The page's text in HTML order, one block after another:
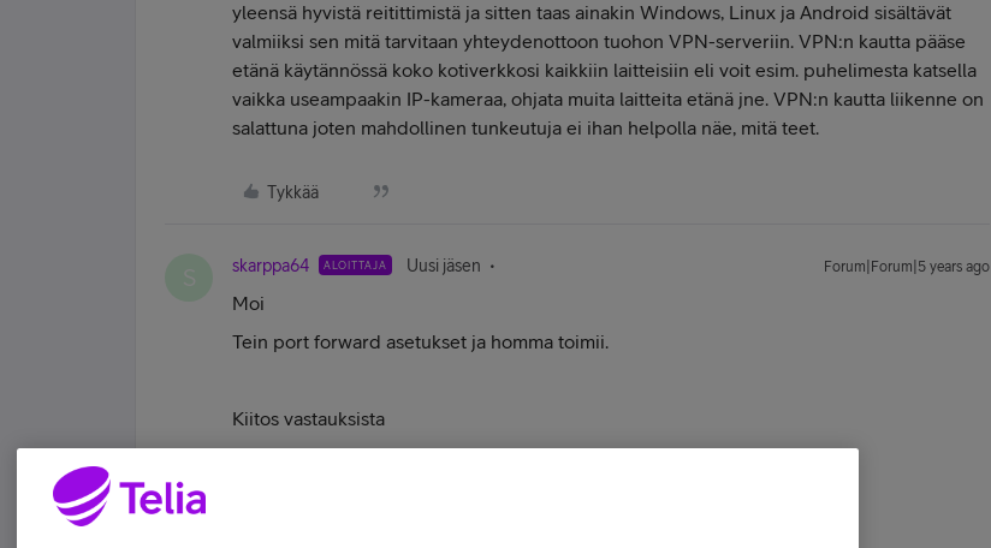
yleensä hyvistä reitittimistä ja sitten taas ainakin Windows, Linux ja Android sisältävät
valmiiksi sen mitä tarvitaan yhteydenottoon tuohon VPN-serveriin. VPN:n kautta pääse
etänä käytännössä koko kotiverkkosi kaikkiin laitteisiin eli voit esim. puhelimesta katsella
vaikka useampaakin IP-kameraa, ohjata muita laitteita etänä jne. VPN:n kautta liikenne on
salattuna joten mahdollinen tunkeutuja ei ihan helpolla näe, mitä teet.
Tykkää
skarppa64 ALOITTAJA Uusi jäsen Forum|Forum|5 years ago
Moi
Tein port forward asetukset ja homma toimii.
Kiitos vastauksista